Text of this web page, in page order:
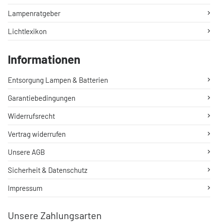
Unsere Zahlungsarten
Lampenratgeber
Lichtlexikon
Informationen
Entsorgung Lampen & Batterien
Garantiebedingungen
Widerrufsrecht
Vertrag widerrufen
Unsere AGB
Sicherheit & Datenschutz
Impressum